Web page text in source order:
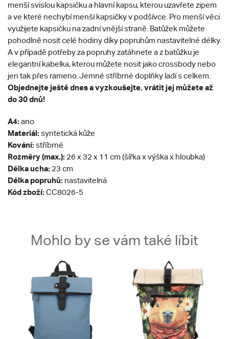
menší svislou kapsičku a hlavní kapsu, kterou uzavřete zipem
a ve které nechybí menší kapsičky v podšívce. Pro menší věci
využijete kapsičku na zadní vnější straně. Batůžek můžete
pohodlně nosit celé hodiny díky popruhům nastavitelné délky.
A v případě potřeby za popruhy zatáhnete a z batůžku je
elegantní kabelka, kterou můžete nosit jako crossbody nebo
jen tak přes rameno. Jemné stříbrné doplňky ladí s celkem.
Objednejte ještě dnes a vyzkoušejte, vrátit jej můžete až
do 30 dnů!
A4: ano
Materiál: syntetická kůže
Kování: stříbrné
Rozměry (max.): 26 x 32 x 11 cm (šířka x výška x hloubka)
Délka ucha: 23 cm
Délka popruhů: nastavitelná
Kód zboží: CC8026-5
Mohlo by se vám také líbit